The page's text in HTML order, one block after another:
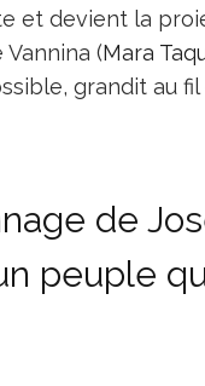
et devient la
Vannina (Mara
grandit au
de
peuple